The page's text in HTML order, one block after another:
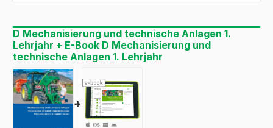
D Mechanisierung und technische Anlagen 1.
Lehrjahr + E-Book D Mechanisierung und
technische Anlagen 1. Lehrjahr
+